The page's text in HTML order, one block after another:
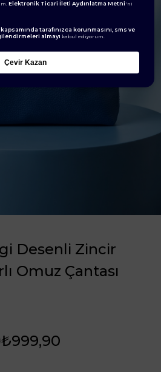
Desenli Zincir
Omuz Çantası
₺999,90
Elektronik Ticari İleti Aydınlatma Metni 'ni
tarafınızca korunmasını, sms ve
almayı kabul ediyorum.
Çevir Kazan